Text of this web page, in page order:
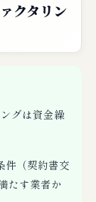
クタリン
グは資金繰
件（契約書交
たす業者か